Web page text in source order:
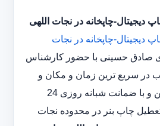
دیجیتال-چاپخانه در نجات اللهی
دیجیتال-چاپخانه در نجات
آقای صادق حسینی با حضور کارشناس
در سریع ترین زمان و مکان و
ارزان تر از همه جا مطمئن و با ضمانت شبانه روزی 24
چاپ بنر در محدوده نجات